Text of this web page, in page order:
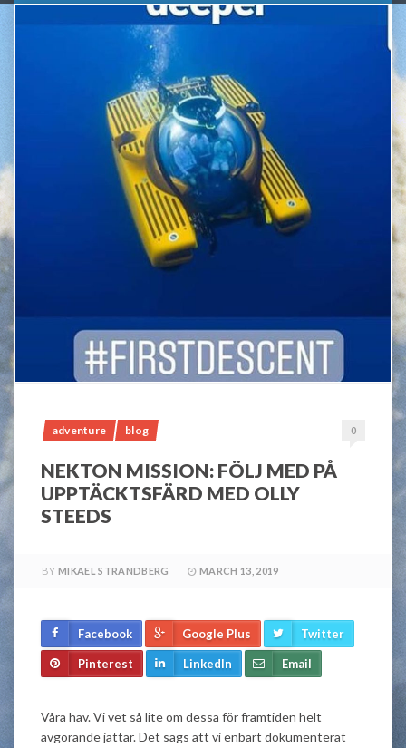
adventure blog 0
NEKTON MISSION: FÖLJ MED PÅ
UPPTÄCKTSFÄRD MED OLLY
STEEDS
BY MIKAEL STRANDBERG MARCH 13, 2019
Facebook Google Plus Twitter
Pinterest LinkedIn Email
Våra hav. Vi vet så lite om dessa för framtiden helt
avgörande jättar. Det sägs att vi enbart dokumenterat